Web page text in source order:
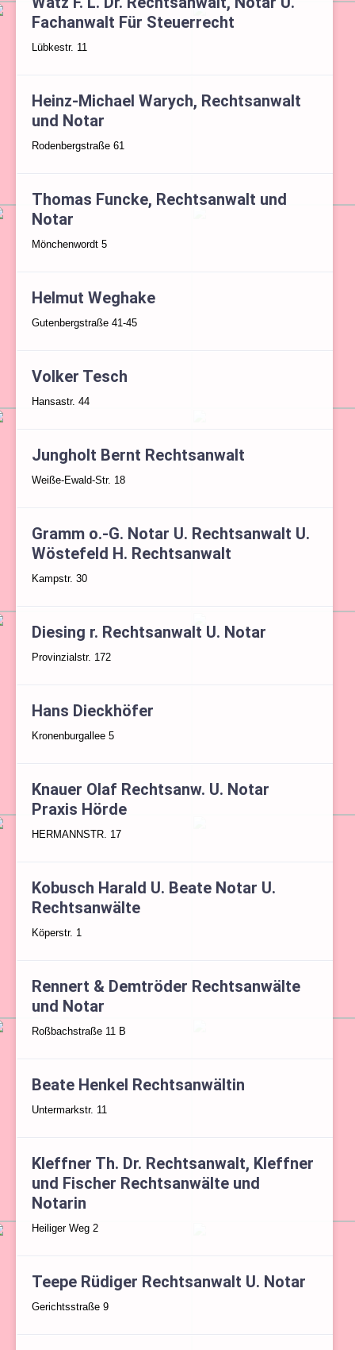
Fachanwalt Für Steuerrecht
Lübkestr. 11
Heinz-Michael Warych, Rechtsanwalt
und Notar
Rodenbergstraße 61
Thomas Funcke, Rechtsanwalt und
Notar
Mönchenwordt 5
Helmut Weghake
Gutenbergstraße 41-45
Volker Tesch
Hansastr. 44
Jungholt Bernt Rechtsanwalt
Weiße-Ewald-Str. 18
Gramm o.-G. Notar U. Rechtsanwalt U.
Wöstefeld H. Rechtsanwalt
Kampstr. 30
Diesing r. Rechtsanwalt U. Notar
Provinzialstr. 172
Hans Dieckhöfer
Kronenburgallee 5
Knauer Olaf Rechtsanw. U. Notar
Praxis Hörde
HERMANNSTR. 17
Kobusch Harald U. Beate Notar U.
Rechtsanwälte
Köperstr. 1
Rennert & Demtröder Rechtsanwälte
und Notar
Roßbachstraße 11 B
Beate Henkel Rechtsanwältin
Untermarkstr. 11
Kleffner Th. Dr. Rechtsanwalt, Kleffner
und Fischer Rechtsanwälte und
Notarin
Heiliger Weg 2
Teepe Rüdiger Rechtsanwalt U. Notar
Gerichtsstraße 9